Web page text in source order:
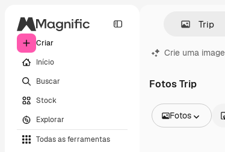
Criar
Início
Buscar
Stock
Explorar
Todas as ferramentas
Crie uma
Fotos Trip
Fotos